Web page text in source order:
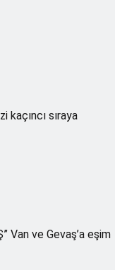
kaçıncı sıraya
Van ve Gevaş’a eşim